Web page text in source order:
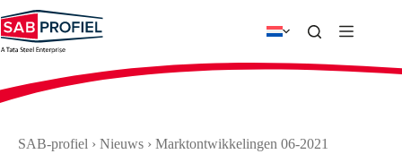
naar
de
inhoud
SAB-profiel › Nieuws › Marktontwikkelingen 06-2021